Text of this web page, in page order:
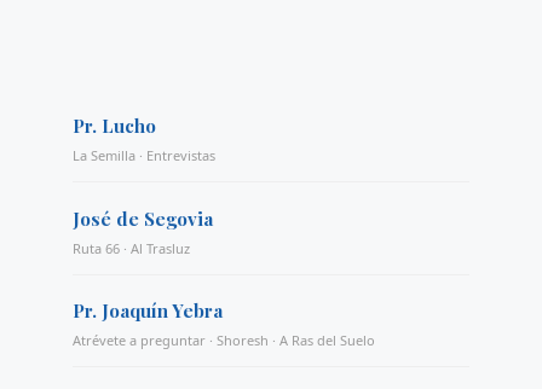
Pr. Lucho
La Semilla · Entrevistas
José de Segovia
Ruta 66 · Al Trasluz
Pr. Joaquín Yebra
Atrévete a preguntar · Shoresh · A Ras del Suelo